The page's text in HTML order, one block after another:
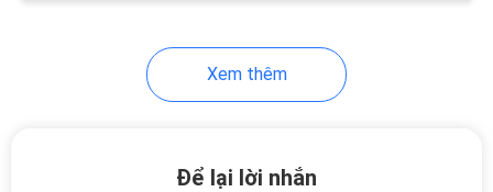
Xem thêm
Để lại lời nhắn